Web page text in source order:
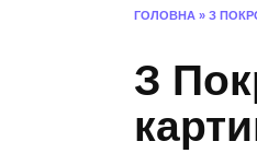
ГОЛОВНА » З
З